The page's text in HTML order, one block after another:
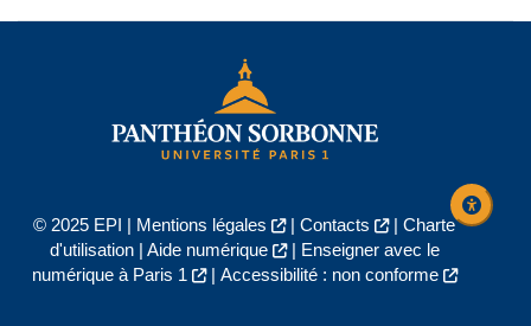
© 2025 EPI | Mentions légales | Contacts | Charte
d'utilisation| Aide numérique |
Enseigner avec le
numérique à Paris 1
| Accessibilité : non conforme